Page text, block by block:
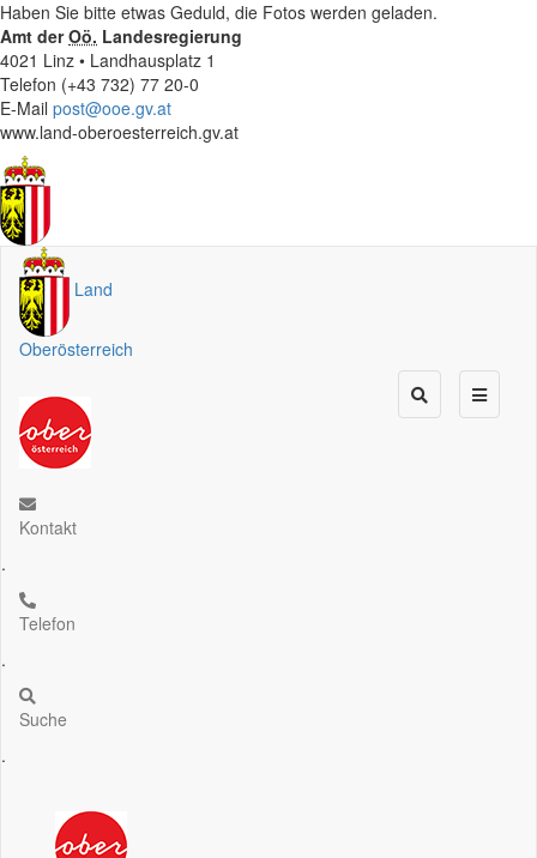
Haben Sie bitte etwas Geduld, die Fotos werden geladen.
Amt derOö. Landesregierung
4021 Linz • Landhausplatz 1
Telefon (+43 732) 77 20-0
E-Mail post@ooe.gv.at
www.land-oberoesterreich.gv.at
Land
Oberösterreich
Kontakt
.
Telefon
.
Suche
.